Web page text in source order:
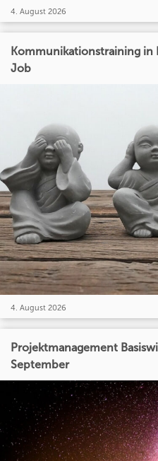
4. August 2026
Kommunikationstraining in
Job
4. August 2026
Projektmanagement
September